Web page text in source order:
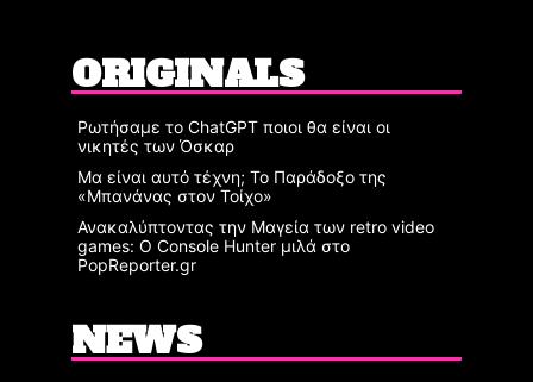
ORIGINALS
Ρωτήσαμε το ChatGPT ποιοι θα είναι οι
νικητές των Όσκαρ
Μα είναι αυτό τέχνη; Το Παράδοξο της
«Μπανάνας στον Τοίχο»
Ανακαλύπτοντας την Μαγεία των retro video
games: Ο Console Hunter μιλά στο
PopReporter.gr
NEWS